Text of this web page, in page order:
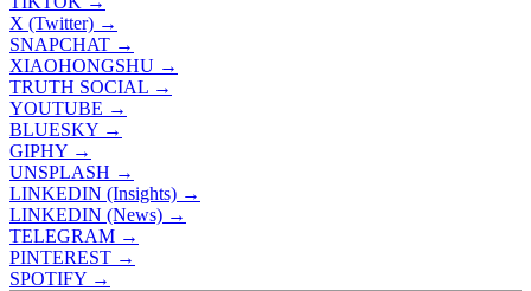
X (Twitter) →
SNAPCHAT →
XIAOHONGSHU →
TRUTH SOCIAL →
YOUTUBE →
BLUESKY →
GIPHY →
UNSPLASH →
LINKEDIN (Insights) →
LINKEDIN (News) →
TELEGRAM →
PINTEREST →
SPOTIFY →